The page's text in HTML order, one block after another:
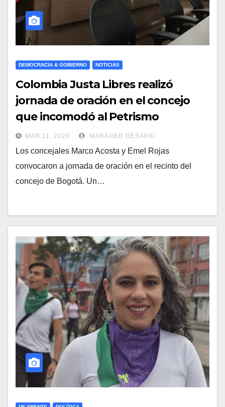
DEMOCRACIA & GOBIERNO NOTICIAS
Colombia Justa Libres realizó
jornada de oración en el concejo
que incomodó al Petrismo
MAR 11, 2020 MANAGER.DESAFIO
Los concejales Marco Acosta y Emel Rojas
convocaron a jornada de oración en el recinto del
concejo de Bogotá. Un…